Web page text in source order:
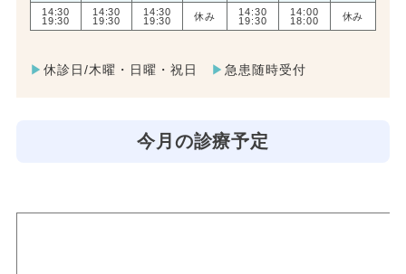
14:30
19:30
14:30
19:30
14:30
19:30
休み
14:30
19:30
14:00
18:00
休み
▶︎ 休診日/木曜・日曜・祝日 ▶︎ 急患随時受付
今月の診療予定